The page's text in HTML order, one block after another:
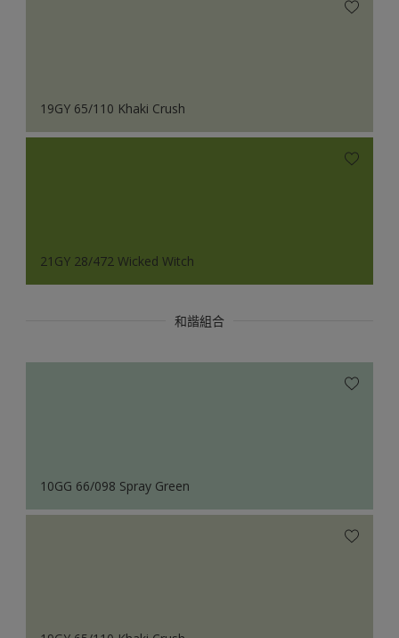
19GY 65/110 Khaki Crush
21GY 28/472 Wicked Witch
和諧組合
10GG 66/098 Spray Green